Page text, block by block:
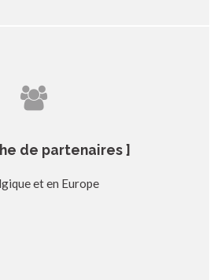
de partenaires ]
et en Europe